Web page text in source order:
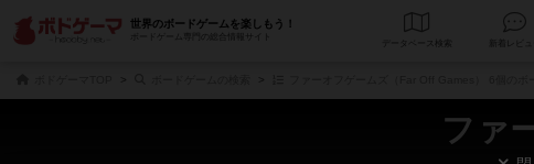
世界のボードゲームを楽しもう！
ボードゲーム専門の総合情報サイト
データベース
ファ